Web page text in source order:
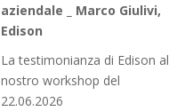
aziendale _ Marco Giulivi,
Edison
La testimonianza di Edison al
nostro workshop del
22.06.2026